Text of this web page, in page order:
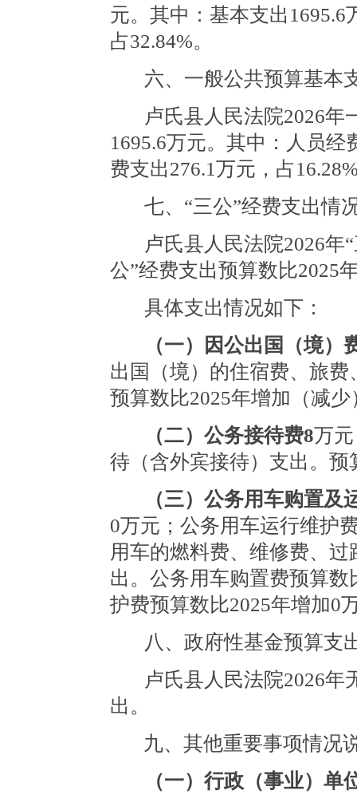
元。其中：基本支出1695.6
占32.84%。
六、一般公共预算基本
卢氏县人民法院2026
1695.6万元。其中：人员经
费支出276.1万元，占
七、 “三公”经费支出情
卢氏县人民法院2026年
公”经费支出预算数比2025
具体支出情况如下：
（一）因公出国（境）
出国（境）的住宿费、旅
预算数比2025年增加（减少
（二）公务接待费8万
待（含外宾接待）支出。预
（三）公务用车购置及
0万元；公务用车运行维护
用车的燃料费、维修费、
出。公务用车购置费预算数
护费预算数比2025年增加0
八、政府性基金预算支
卢氏县人民法院2026
出。
九、其他重要事项情况
（一）行政（事业）单